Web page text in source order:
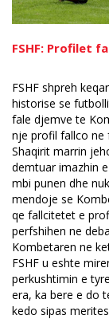
FSHF: Profilet
FSHF shpreh
historise se
fale djemve te
nje profil fallco ne
Shaqirit marrin
demtuar imazhin
mbi punen dhe
mendoje se
qe fallcitetet e
perfshihen ne
Kombetaren ne
FSHF u eshte
perkushtimin e
era, ka bere e do
kedo sipas